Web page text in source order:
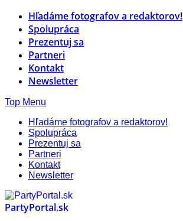
Hľadáme fotografov a redaktorov!
Spolupráca
Prezentuj sa
Partneri
Kontakt
Newsletter
Top Menu
Hľadáme fotografov a redaktorov!
Spolupráca
Prezentuj sa
Partneri
Kontakt
Newsletter
PartyPortal.sk